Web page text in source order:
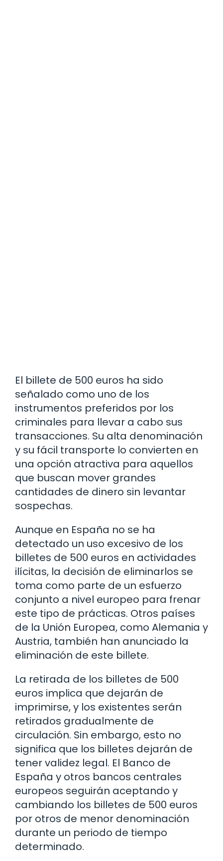
El billete de 500 euros ha sido
señalado como uno de los
instrumentos preferidos por los
criminales para llevar a cabo sus
transacciones. Su alta denominación
y su fácil transporte lo convierten en
una opción atractiva para aquellos
que buscan mover grandes
cantidades de dinero sin levantar
sospechas.
Aunque en España no se ha
detectado un uso excesivo de los
billetes de 500 euros en actividades
ilícitas, la decisión de eliminarlos se
toma como parte de un esfuerzo
conjunto a nivel europeo para frenar
este tipo de prácticas. Otros países
de la Unión Europea, como Alemania y
Austria, también han anunciado la
eliminación de este billete.
La retirada de los billetes de 500
euros implica que dejarán de
imprimirse, y los existentes serán
retirados gradualmente de
circulación. Sin embargo, esto no
significa que los billetes dejarán de
tener validez legal. El Banco de
España y otros bancos centrales
europeos seguirán aceptando y
cambiando los billetes de 500 euros
por otros de menor denominación
durante un periodo de tiempo
determinado.